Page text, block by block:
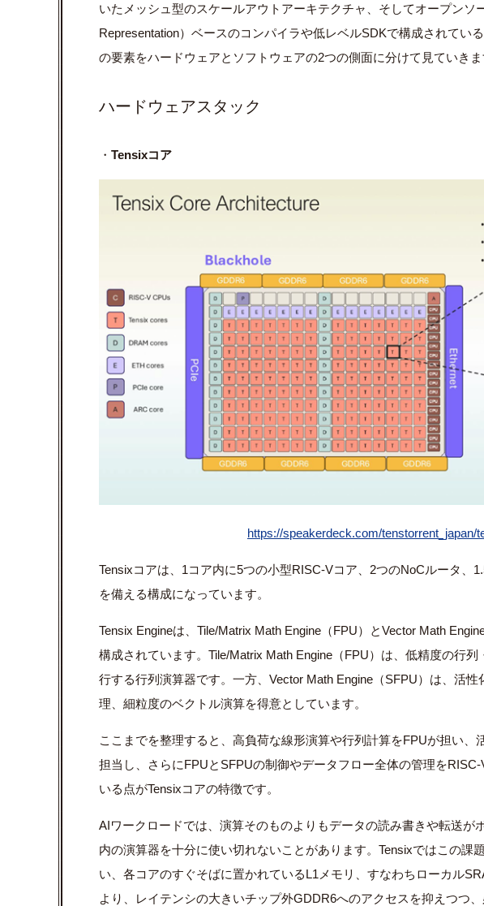
いたメッシュ型のスケールアウトアーキテクチャ、そしてオープンソ
Representation）ベースのコンパイラや低レベルSDKで構成されてい
の要素をハードウェアとソフトウェアの2つの側面に分けて見ていきま
ハードウェアスタック
・ Tensixコア
https://speakerdeck.com/
Tensixコアは、 1コア内に5つの小型RISC-Vコア、 2つのNoCルータ、
を備える構成になっています。
Tensix Engineは、 Tile/Matrix Math Engine （FPU）とVector Math
構成されています。 Tile/Matrix Math Engine （FPU）は、低精度の行列
行する行列演算器です。一方、 Vector Math Engine （SFPU）は、活性
理、細粒度のベクトル演算を得意としています。
ここまでを整理すると、高負荷な線形演算や行列計算をFPUが担い、
担当し、さらにFPUと SFPUの制御やデータフロー全体の管理をRISC-
いる点がTensixコアの特徴です。
AIワークロードでは、演算そのものよりもデータの読み書きや転送が
内の演算器を十分に使い切れないことがあります。 Tensixではこの課
い、各コアのすぐそばに置かれているL1 メモリ、すなわちローカル
より、レイテンシの大きいチップ外GDDR6へのアクセスを抑えつつ